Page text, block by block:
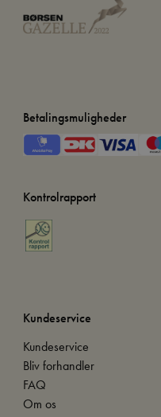
Betalingsmuligheder
Kontrolrapport
Kundeservice
Kundeservice
Bliv forhandler
FAQ
Om os